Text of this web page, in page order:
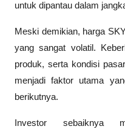
untuk dipantau dalam
Meski demikian, harga
yang sangat volatil.
produk, serta kondisi
menjadi faktor utama
berikutnya.
Investor sebaiknya